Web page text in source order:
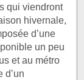
qui viendront
hivernale,
d’une
un peu
et au métro
d’un